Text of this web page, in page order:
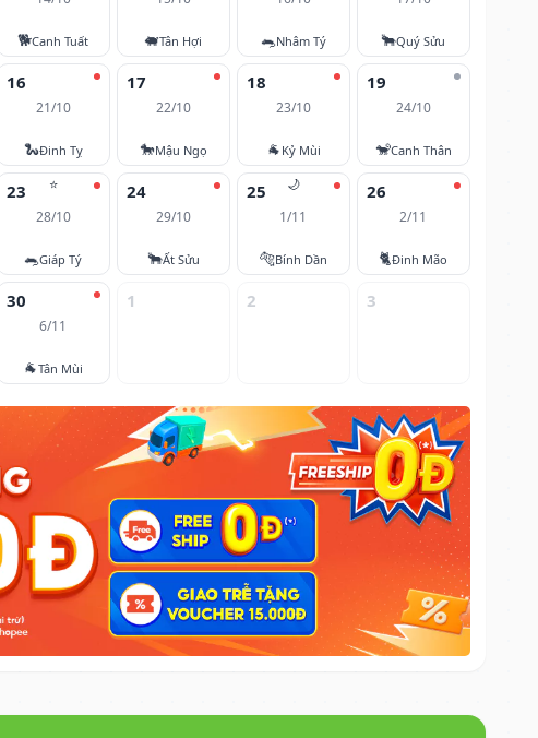
🐕Canh Tuất 🐖Tân Hợi 🐀Nhâm Tý 🐂Quý Sửu
16
21/10
🐍Đinh Tỵ
17
22/10
🐎Mậu Ngọ
18
23/10
🐐 Kỷ Mùi
19
24/10
🐒Canh Thân
⭐
23
28/10
🐀Giáp Tý
24
29/10
🐂Ất Sửu
🌙
25
1/11
🐅Bính Dần
26
2/11
🐈Đinh Mão
30
6/11
🐐Tân Mùi
1 2 3